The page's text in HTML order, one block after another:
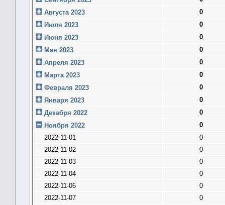
Августа 2023
0
Июля 2023
0
Июня 2023
0
Мая 2023
0
Апреля 2023
0
Марта 2023
0
Февраля 2023
0
Января 2023
0
Декабря 2022
0
Ноября 2022
0
2022-11-01
0
2022-11-02
0
2022-11-03
0
2022-11-04
0
2022-11-06
0
2022-11-07
0